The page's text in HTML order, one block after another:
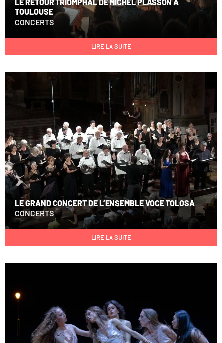
LE RETOUR TRIOMPHAL DE MICHEL PLASSON À
TOULOUSE
CONCERTS
LIRE LA SUITE
LE GRAND CONCERT DE L’ENSEMBLE VOCE TOLOSA
CONCERTS
LIRE LA SUITE